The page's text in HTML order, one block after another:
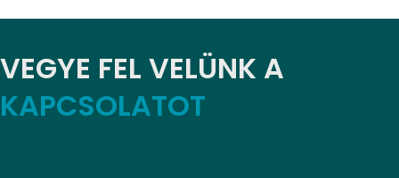
VEGYE FEL VELÜNK A
KAPCSOLATOT